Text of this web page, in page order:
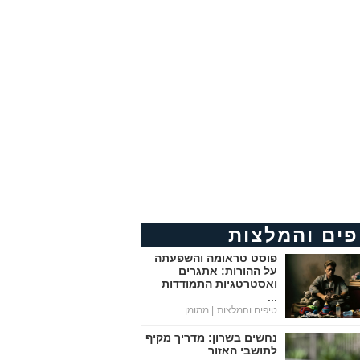
והמלצות
פוסט טראומה והשפעתה
על ההורות: אתגרים
ואסטרטגיות התמודדות
טיפים והמלצות | ממומן
נחשים בשרון: מדריך מקיף
לתושבי האזור